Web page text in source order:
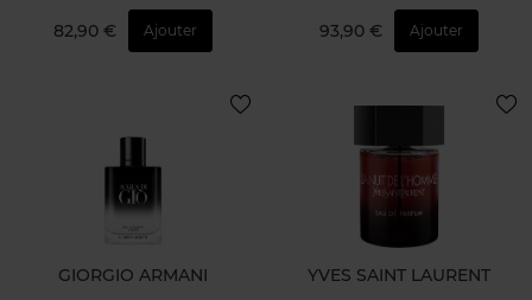
82,90 € Ajouter 93,90 € Ajouter
GIORGIO ARMANI YVES SAINT LAURENT